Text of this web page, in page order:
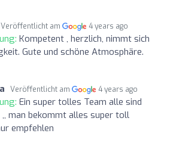
Veröffentlicht am 4 years ago
Kompetent , herzlich, nimmt sich
Gute und schöne Atmosphäre.
Veröffentlicht am 4 years ago
Ein super tolles Team alle sind
man bekommt alles super toll
empfehlen